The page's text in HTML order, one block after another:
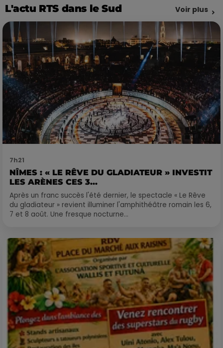
L'actu RTS dans le Sud Voir plus
7h21
NÎMES : « LE RÊVE DU GLADIATEUR » INVESTIT
LES ARÈNES CES 3...
Après un franc succès l'été dernier, le spectacle « Le Rêve
du gladiateur » revient illuminer l'amphithéâtre romain les 6,
7 et 8 août. Une fresque nocturne...